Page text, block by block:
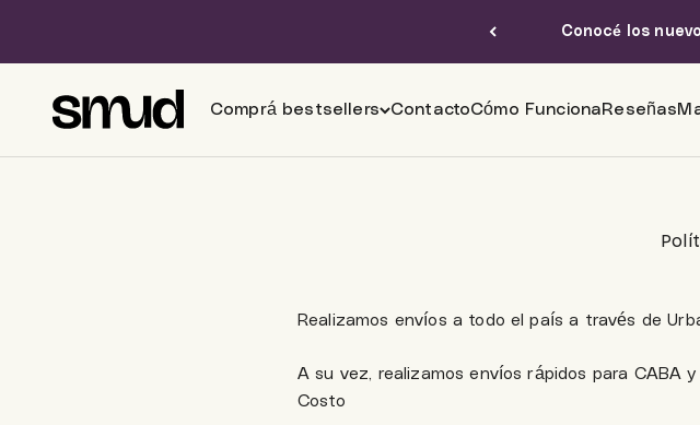
Conocé los
Comprá bestsellers ContactoCómo FuncionaReseñas
Smud
Realizamos envíos a todo el país a través de
A su vez, realizamos envíos rápidos para CABA
Costo